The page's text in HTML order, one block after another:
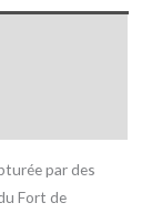
par des
Fort de